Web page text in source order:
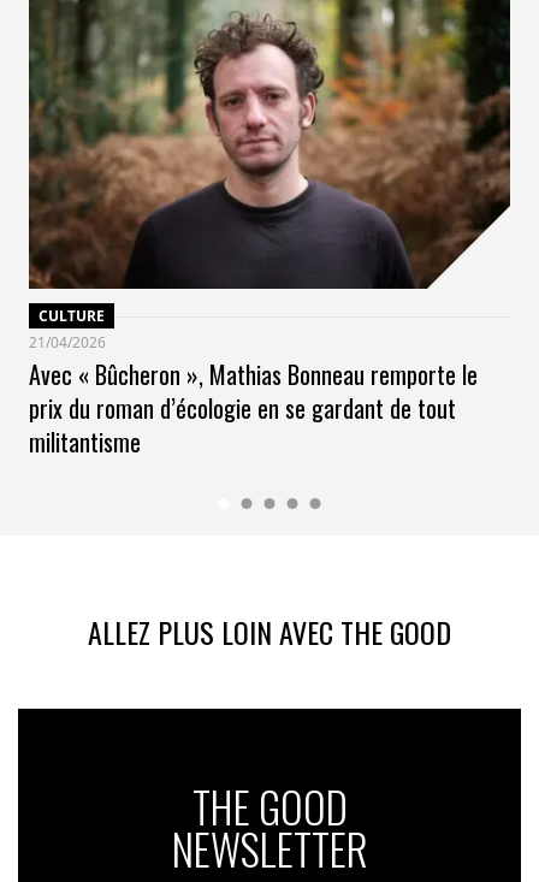
CULTURE
21/04/2026
Avec « Bûcheron », Mathias Bonneau remporte le
prix du roman d’écologie en se gardant de tout
militantisme
ALLEZ PLUS LOIN AVEC THE GOOD
THE GOOD
NEWSLETTER